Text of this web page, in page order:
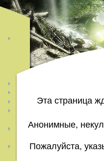
Эта страница
Анонимные,
Пожалуйста,